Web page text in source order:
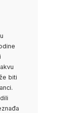
biti